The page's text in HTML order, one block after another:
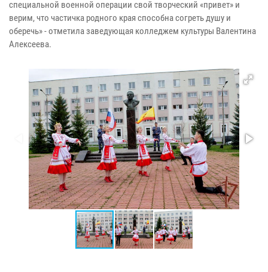
специальной военной операции свой творческий «привет» и
верим, что частичка родного края способна согреть душу и
оберечь» - отметила заведующая колледжем культуры Валентина
Алексеева.